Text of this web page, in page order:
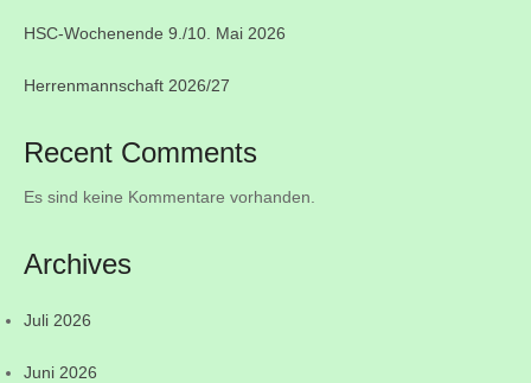
HSC-Wochenende 9./10. Mai 2026
Herrenmannschaft 2026/27
Recent Comments
Es sind keine Kommentare vorhanden.
Archives
Juli 2026
Juni 2026